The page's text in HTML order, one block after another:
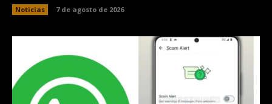
Noticias 7 de agosto de 2026